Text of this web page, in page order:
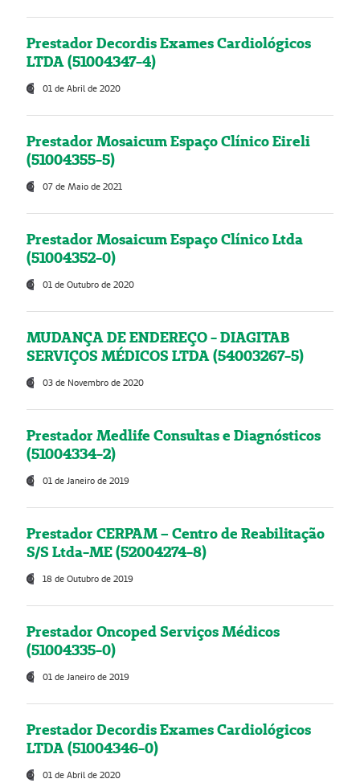
Prestador Decordis Exames Cardiológicos
LTDA (51004347-4)
01 de Abril de 2020
Prestador Mosaicum Espaço Clínico Eireli
(51004355-5)
07 de Maio de 2021
Prestador Mosaicum Espaço Clínico Ltda
(51004352-0)
01 de Outubro de 2020
MUDANÇA DE ENDEREÇO - DIAGITAB
SERVIÇOS MÉDICOS LTDA (54003267-5)
03 de Novembro de 2020
Prestador Medlife Consultas e Diagnósticos
(51004334-2)
01 de Janeiro de 2019
Prestador CERPAM – Centro de Reabilitação
S/S Ltda-ME (52004274-8)
18 de Outubro de 2019
Prestador Oncoped Serviços Médicos
(51004335-0)
01 de Janeiro de 2019
Prestador Decordis Exames Cardiológicos
LTDA (51004346-0)
01 de Abril de 2020